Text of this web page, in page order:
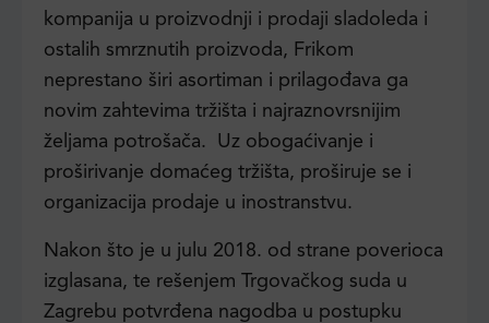
kompanija u proizvodnji i prodaji sladoleda i
ostalih smrznutih proizvoda, Frikom
neprestano širi asortiman i prilagođava ga
novim zahtevima tržišta i najraznovrsnijim
željama potrošača. Uz obogaćivanje i
proširivanje domaćeg tržišta, proširuje se i
organizacija prodaje u inostranstvu.
Nakon što je u julu 2018. od strane poverioca
izglasana, te rešenjem Trgovačkog suda u
Zagrebu potvrđena nagodba u postupku